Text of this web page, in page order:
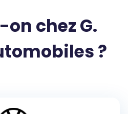
chez G.
?